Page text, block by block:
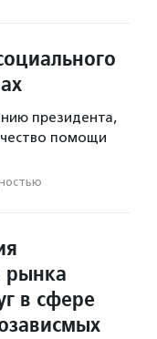
президента,
помощи
рынка
в сфере